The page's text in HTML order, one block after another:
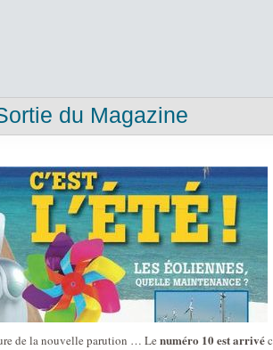
du Magazine
de la nouvelle parution … Le numéro 10 est arrivé